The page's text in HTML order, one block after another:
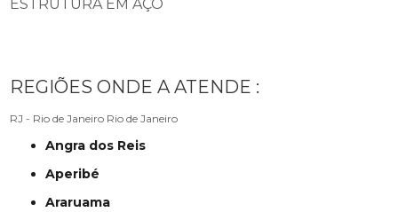
ESTRUTURA EM AÇO
REGIÕES ONDE A ATENDE :
RJ - Rio de Janeiro Rio de Janeiro
Angra dos Reis
Aperibé
Araruama